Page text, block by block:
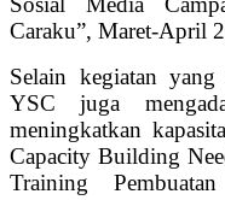
Caraku”, Maret-April
Selain kegiatan
YSC juga
meningkatkan
Capacity Building
Training